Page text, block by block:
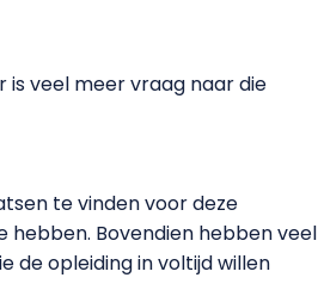
is veel meer vraag naar die
te vinden voor deze
hebben. Bovendien hebben veel
de opleiding in voltijd willen